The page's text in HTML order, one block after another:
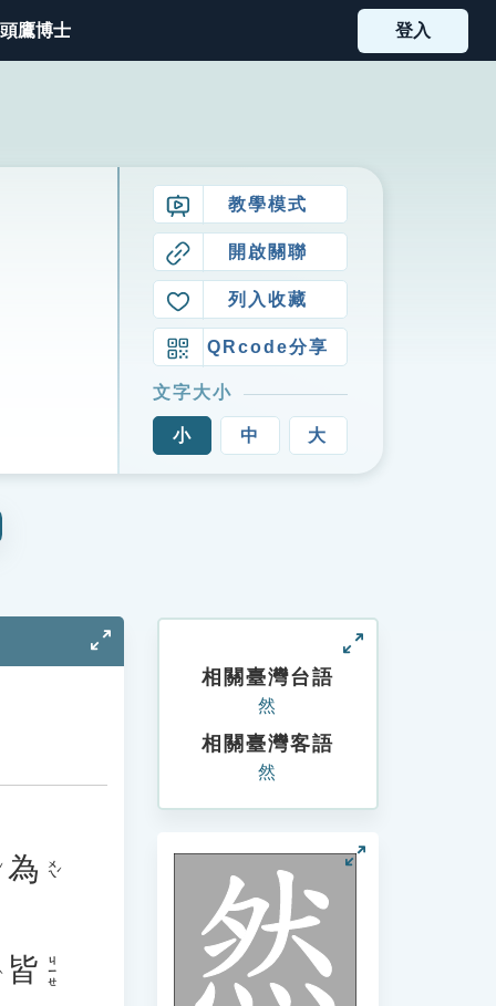
鷹博士 登入
教學模式
開啟關聯
列入收藏
QRcode分享
文字大小
小 中 大
為 ㄨㄟˊ
皆 ㄐㄧㄝ
相關臺灣台語
然
相關臺灣客語
然